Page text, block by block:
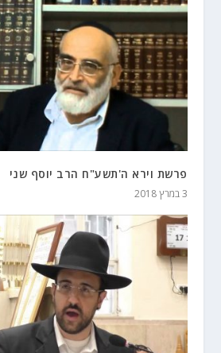
פרשת וירא ה'תשע"ח הרב יוסף שני
3 במרץ 2018